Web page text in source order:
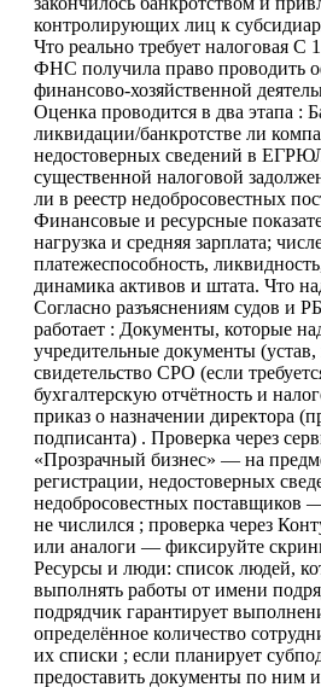
контролирующих лиц к
Что реально требует налоговая С
ФНС получила право проводить
финансово-хозяйственной
Оценка проводится в два этапа :
ликвидации/банкротстве ли
недостоверных сведений в
существенной налоговой
ли в реестр недобросовестных
Финансовые и ресурсные
нагрузка и средняя зарплата;
платежеспособность,
динамика активов и штата. Что
Согласно разъяснениям судов и
работает : Документы, которые
учредительные документы
свидетельство СРО (если
бухгалтерскую отчётность и
приказ о назначении директора
подписанта) . Проверка через
«Прозрачный бизнес» — на
регистрации, недостоверных
недобросовестных поставщиков
не числился ; проверка через
или аналоги — фиксируйте
Ресурсы и люди: список людей,
выполнять работы от имени
подрядчик гарантирует
определённое количество
их списки ; если планирует
предоставить документы по ним и